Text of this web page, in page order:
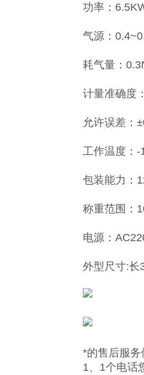
功率：
气源：
耗气量：
计量准确度
允许误差：
工作温度
包装能力：
称重范围：
电源：
外型尺寸:长
*的售后服务
1、1个电话